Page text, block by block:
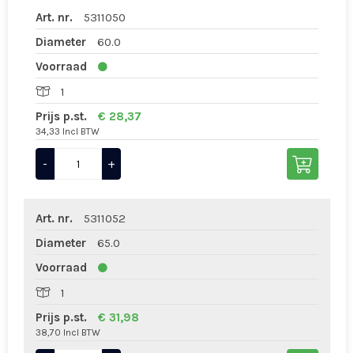
Art. nr.
5311050
Diameter
60.0
Voorraad
1
Prijs p.st.
€ 28,37
34,33 Incl BTW
- +
Art. nr.
5311052
Diameter
65.0
Voorraad
1
Prijs p.st.
€ 31,98
38,70 Incl BTW